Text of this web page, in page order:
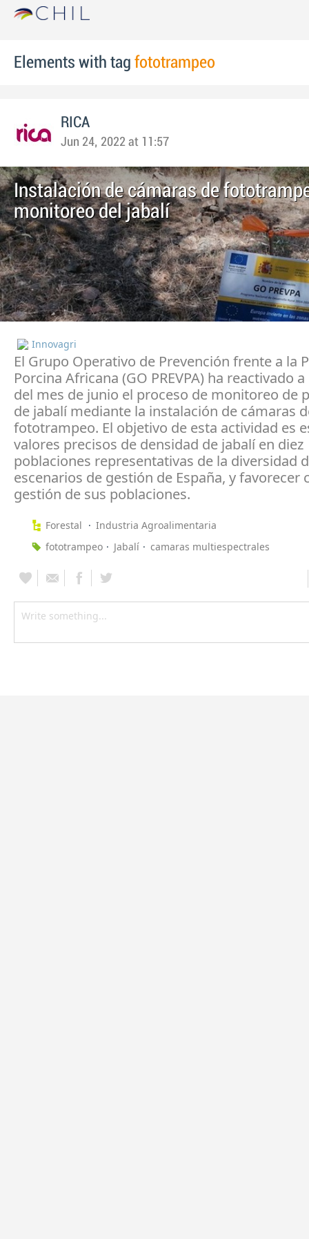
Elements with tag fototrampeo
RICA
Jun 24, 2022 at 11:57
Instalación de cámaras de
monitoreo del jabalí
Innovagri
El Grupo Operativo de Prevención frente a la
Porcina Africana (GO PREVPA) ha reactivado
del mes de junio el proceso de monitoreo de
de jabalí mediante la instalación de cámaras
fototrampeo. El objetivo de esta actividad es
valores precisos de densidad de jabalí en diez
poblaciones representativas de la diversidad
escenarios de gestión de España, y favorecer
gestión de sus poblaciones.
Forestal
Industria Agroalimentaria
fototrampeo
Jabalí camaras multiespectrales